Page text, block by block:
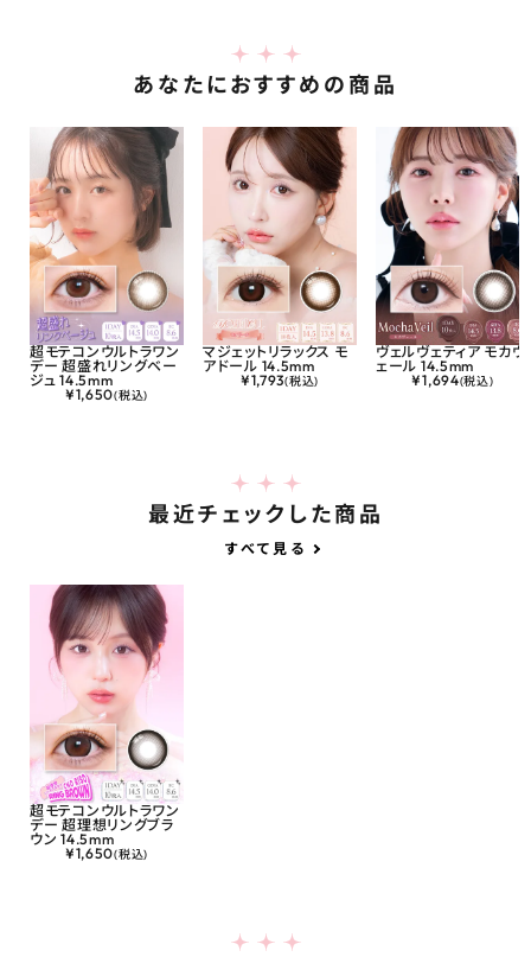
あなたにおすすめの商品
超モテコンウルトラワン
デー 超盛れリングベー
ジュ 14.5mm
¥1,650(税込)
マジェットリラックス モ
アドール 14.5mm
¥1,793(税込)
ヴェルヴェティア モカヴ
ェール 14.5mm
¥1,694(税込)
最近チェックした商品
すべて見る
超モテコンウルトラワン
デー 超理想リングブラ
ウン 14.5mm
¥1,650(税込)